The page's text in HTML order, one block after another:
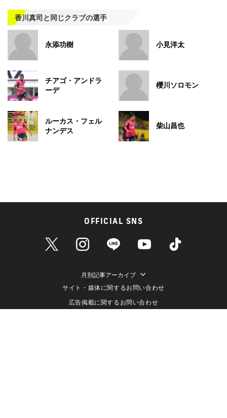
香川真司と同じクラブの選手
永添功樹 小見洋太
チアゴ・アンドラ
ーデ
櫻川ソロモン
ルーカス・フェル
ナンデス
柴山昌也
OFFICIAL SNS
月別記事アーカイブ
サイト・媒体に関するお問い合わせ
広告掲載に関するお問い合わせ